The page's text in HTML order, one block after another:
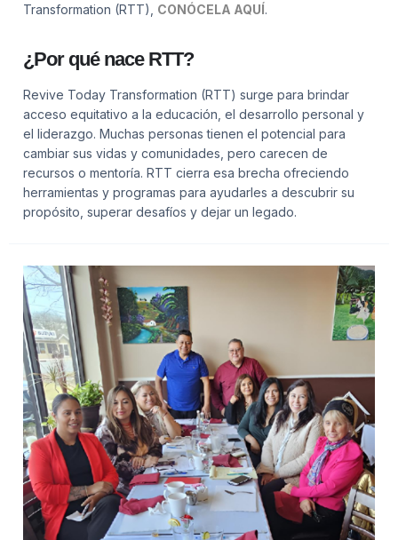
Transformation (RTT), CONÓCELA AQUÍ.
¿Por qué nace RTT?
Revive Today Transformation (RTT) surge para brindar
acceso equitativo a la educación, el desarrollo personal y
el liderazgo. Muchas personas tienen el potencial para
cambiar sus vidas y comunidades, pero carecen de
recursos o mentoría. RTT cierra esa brecha ofreciendo
herramientas y programas para ayudarles a descubrir su
propósito, superar desafíos y dejar un legado.